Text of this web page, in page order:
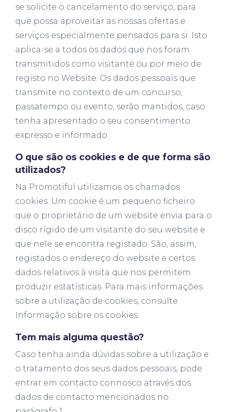
se solicite o cancelamento do serviço, para
que possa aproveitar as nossas ofertas e
serviços especialmente pensados para si. Isto
aplica-se a todos os dados que nos foram
transmitidos como visitante ou por meio de
registo no Website. Os dados pessoais que
transmite no contexto de um concurso,
passatempo ou evento, serão mantidos, caso
tenha apresentado o seu consentimento
expresso e informado.
O que são os cookies e de que forma são
utilizados?
Na Promotiful utilizamos os chamados
cookies. Um cookie é um pequeno ficheiro
que o proprietário de um website envia para o
disco rígido de um visitante do seu website e
que nele se encontra registado. São, assim,
registados o endereço do website e certos
dados relativos à visita que nos permitem
produzir estatísticas. Para mais informações
sobre a utilização de cookies, consulte
Informação sobre os cookies.
Tem mais alguma questão?
Caso tenha ainda dúvidas sobre a utilização e
o tratamento dos seus dados pessoais, pode
entrar em contacto connosco através dos
dados de contacto mencionados no